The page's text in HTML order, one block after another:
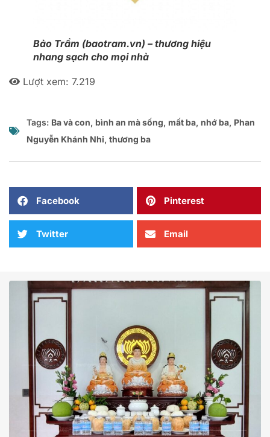
Bảo Trầm (baotram.vn) – thương hiệu
nhang sạch cho mọi nhà
Lượt xem: 7.219
Tags: Ba và con, bình an mà sống, mất ba, nhớ ba, Phan
Nguyễn Khánh Nhi, thương ba
Facebook Pinterest
Twitter Email